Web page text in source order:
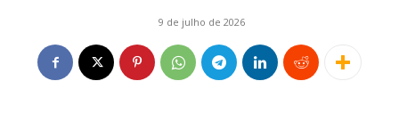
9 de julho de 2026